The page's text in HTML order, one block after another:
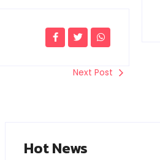
Next Post
Hot News